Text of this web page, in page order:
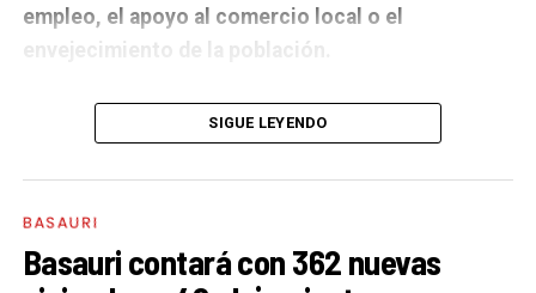
empleo, el apoyo al comercio local o el
envejecimiento de la población.
A un año de acabar la legislatura, ¿qué balance
haces de la gestión del PSE en tus áreas dentro
del equipo de gobierno y qué proyectos
los gobiernos sirve para transformar y mejorar la vida
SIGUE LEYENDO
BASAURI
Basauri contará con 362 nuevas